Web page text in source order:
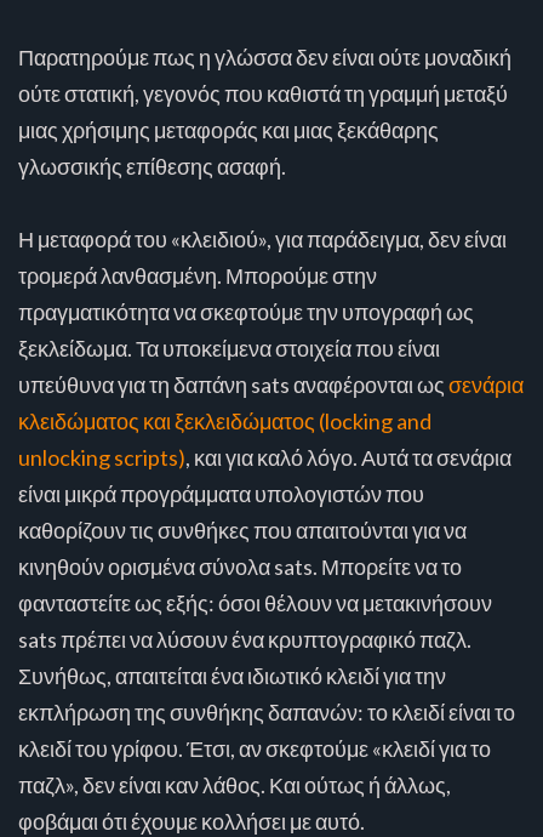
Παρατηρούμε πως η γλώσσα δεν είναι ούτε μοναδική
ούτε στατική, γεγονός που καθιστά τη γραμμή μεταξύ
μιας χρήσιμης μεταφοράς και μιας ξεκάθαρης
γλωσσικής επίθεσης ασαφή.
Η μεταφορά του «κλειδιού», για παράδειγμα, δεν είναι
τρομερά λανθασμένη. Μπορούμε στην
πραγματικότητα να σκεφτούμε την υπογραφή ως
ξεκλείδωμα. Τα υποκείμενα στοιχεία που είναι
υπεύθυνα για τη δαπάνη sats αναφέρονται ωςσενάρια
κλειδώματος και ξεκλειδώματος (locking and
unlocking scripts), και για καλό λόγο. Αυτά τα σενάρια
είναι μικρά προγράμματα υπολογιστών που
καθορίζουν τις συνθήκες που απαιτούνται για να
κινηθούν ορισμένα σύνολα sats. Μπορείτε να το
φανταστείτε ως εξής: όσοι θέλουν να μετακινήσουν
sats πρέπει να λύσουν ένα κρυπτογραφικό παζλ.
Συνήθως, απαιτείται ένα ιδιωτικό κλειδί για την
εκπλήρωση της συνθήκης δαπανών: το κλειδί είναι το
κλειδί του γρίφου. Έτσι, αν σκεφτούμε «κλειδί για το
παζλ», δεν είναι καν λάθος. Και ούτως ή άλλως,
φοβάμαι ότι έχουμε κολλήσει με αυτό.